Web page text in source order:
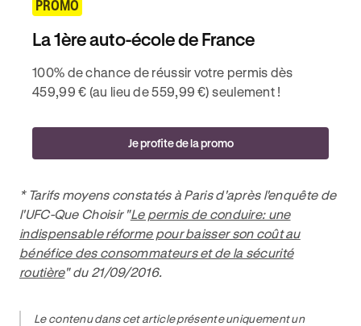
PROMO
La 1ère auto-école de France
100% de chance de réussir votre permis dès
459,99 € (au lieu de 559,99 €) seulement !
Je profite de la promo
* Tarifs moyens constatés à Paris d'après l'enquête de
l'UFC-Que Choisir "Le permis de conduire: une
indispensable réforme pour baisser son coût au
bénéfice des consommateurs et de la sécurité
routière" du 21/09/2016.
Le contenu dans cet article présente uniquement un